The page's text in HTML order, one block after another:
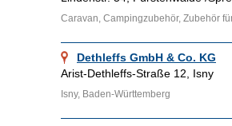
Wuppertal, Kiel, Wesel und
Mobilheimeund über alte
Caravan, Campingzubehör, Zubehör
Dethleffs GmbH & Co. KG
Arist-Dethleffs-Straße 12, Isny
Isny, Baden-Württemberg